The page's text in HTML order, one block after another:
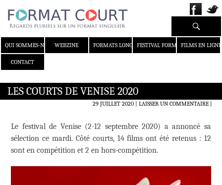
QUI SOMMES-NOUS ?WEBZINE FORMATS LONGS FESTIVAL FORMAT COURT
FILMS EN LIGNE
CONTACT
Recherche
LES COURTS DE VENISE 2020
29 JUILLET 2020 LAISSER UN COMMENTAIRE|
Le festival de Venise (2-12 septembre 2020) a annoncé sa
sélection ce mardi. Côté courts, 14 films ont été retenus : 12
sont en compétition et 2 en hors-compétition.